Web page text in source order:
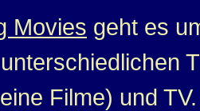
Movies geht es
Filme) und